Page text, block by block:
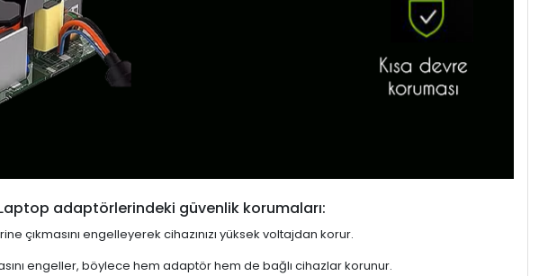
adaptörlerindeki güvenlik korumaları:
çıkmasını engelleyerek cihazınızı yüksek voltajdan korur.
engeller, böylece hem adaptör hem de bağlı cihazlar korunur.